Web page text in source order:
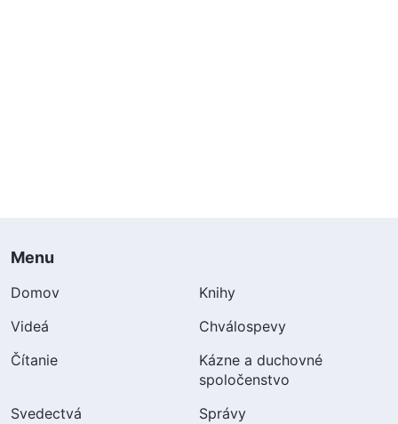
Menu
Domov
Knihy
Videá
Chválospevy
Čítanie
Kázne a duchovné
spoločenstvo
Svedectvá
Správy